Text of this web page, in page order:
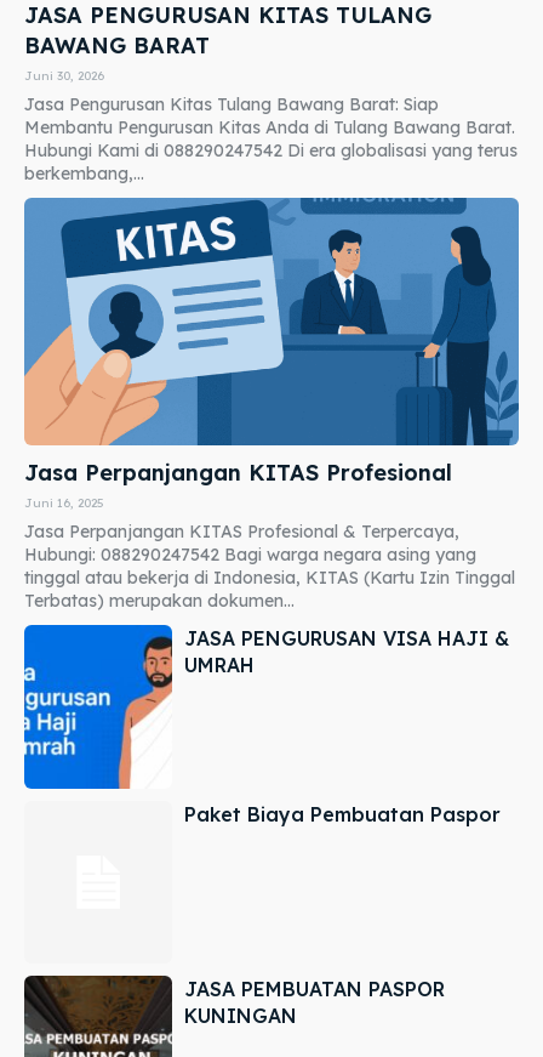
JASA PENGURUSAN KITAS TULANG
BAWANG BARAT
Juni 30, 2026
Jasa Pengurusan Kitas Tulang Bawang Barat: Siap
Membantu Pengurusan Kitas Anda di Tulang Bawang Barat.
Hubungi Kami di 088290247542 Di era globalisasi yang terus
berkembang,...
Jasa Perpanjangan KITAS Profesional
Juni 16, 2025
Jasa Perpanjangan KITAS Profesional & Terpercaya,
Hubungi: 088290247542 Bagi warga negara asing yang
tinggal atau bekerja di Indonesia, KITAS (Kartu Izin Tinggal
Terbatas) merupakan dokumen...
JASA PENGURUSAN VISA HAJI &
UMRAH
Paket Biaya Pembuatan Paspor
JASA PEMBUATAN PASPOR
KUNINGAN